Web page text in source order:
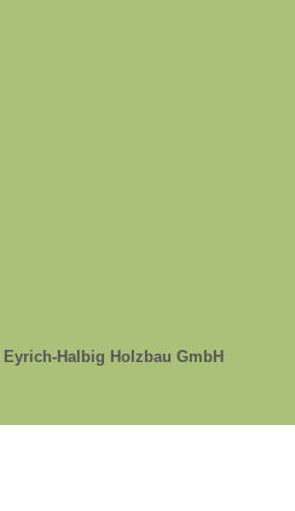
Eyrich-Halbig Holzbau GmbH